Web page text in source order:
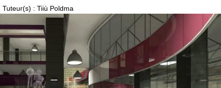
Tuteur(s) : Tiiù Poldma